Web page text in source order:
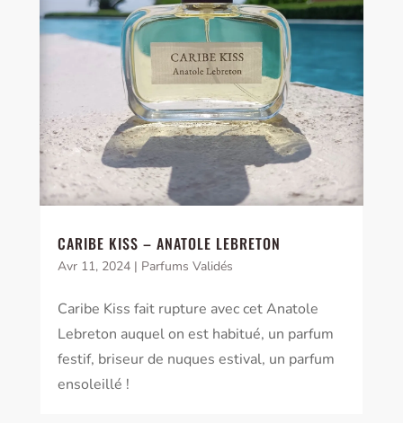
CARIBE KISS – ANATOLE LEBRETON
Avr 11, 2024| Parfums Validés
Caribe Kiss fait rupture avec cet Anatole
Lebreton auquel on est habitué, un parfum
festif, briseur de nuques estival, un parfum
ensoleillé !